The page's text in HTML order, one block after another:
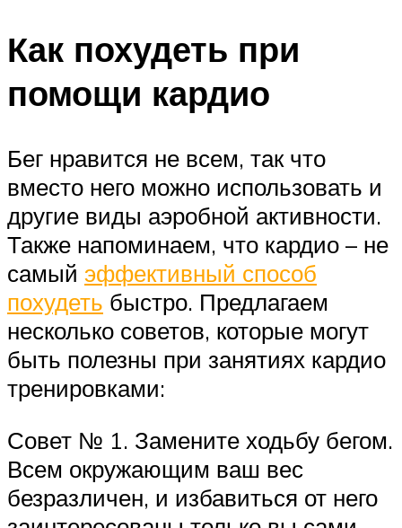
Как похудеть при
помощи кардио
Бег нравится не всем, так что
вместо него можно использовать и
другие виды аэробной активности.
Также напоминаем, что кардио – не
самый эффективный способ
похудеть быстро. Предлагаем
несколько советов, которые могут
быть полезны при занятиях кардио
тренировками:
Совет № 1. Замените ходьбу бегом.
Всем окружающим ваш вес
безразличен, и избавиться от него